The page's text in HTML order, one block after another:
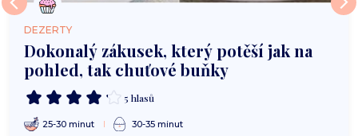
DEZERTY
Dokonalý zákusek, který potěší jak na
pohled, tak chuťové buňky
5 hlasů
25-30 minut 30-35 minut